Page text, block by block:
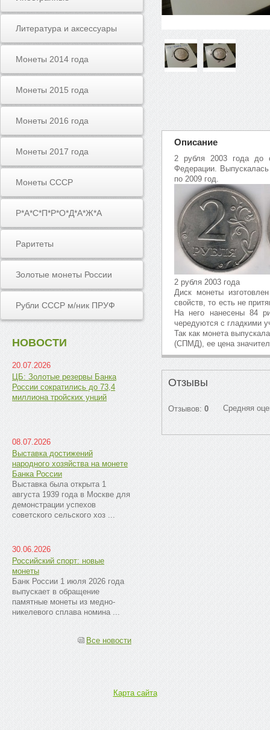
Литература и аксессуары
Монеты 2014 года
Монеты 2015 года
Монеты 2016 года
Монеты 2017 года
Монеты СССР
Р*А*С*П*Р*О*Д*А*Ж*А
Раритеты
Золотые монеты России
Рубли СССР м/ник ПРУФ
НОВОСТИ
20.07.2026
ЦБ: Золотые резервы Банка
России сократились до 73,4
миллиона тройских унций
08.07.2026
Выставка достижений
народного хозяйства на монете
Банка России
Выставка была открыта 1
августа 1939 года в Москве для
демонстрации успехов
советского сельского хоз ...
30.06.2026
Российский спорт: новые
монеты
Банк России 1 июля 2026 года
выпускает в обращение
памятные монеты из медно-
никелевого сплава номина ...
Все новости
Описание
2 рубля 2003 года до
Федерации.
по 2009 год.
2 рубля 2003 года
Диск монеты
свойств, то есть не
На него нанесены 84
чередуются с гладкими
Так как монета
(СПМД), ее цена
Отзывы
Отзывов: 0 Средняя
Карта сайта